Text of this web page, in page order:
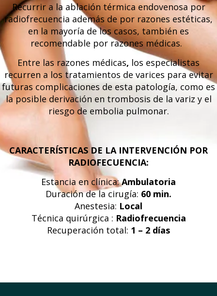
Recurrir a la ablación térmica endovenosa por
radiofrecuencia además de por razones estéticas,
en la mayoría de los casos, también es
recomendable por razones médicas.
Entre las razones médicas, los especialistas
recurren a los tratamientos de varices para evitar
futuras complicaciones de esta patología, como es
la posible derivación en trombosis de la variz y el
riesgo de embolia pulmonar.
CARACTERÍSTICAS DE LA INTERVENCIÓN POR
RADIOFECUENCIA:
Estancia en clínica:Ambulatoria
Duración de la cirugía: 60 min.
Anestesia: Local
Técnica quirúrgica : Radiofrecuencia
Recuperación total: 1 – 2 días